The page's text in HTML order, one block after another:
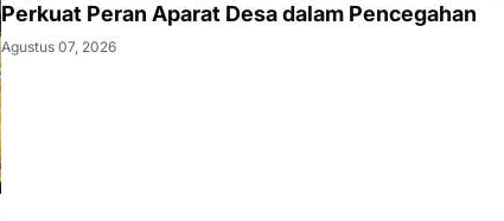
Perkuat Peran Aparat Desa dalam Pencegahan
Agustus 07, 2026